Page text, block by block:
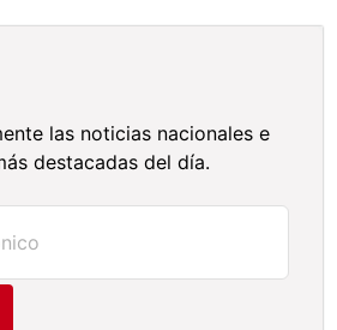
las noticias nacionales e
destacadas del día.